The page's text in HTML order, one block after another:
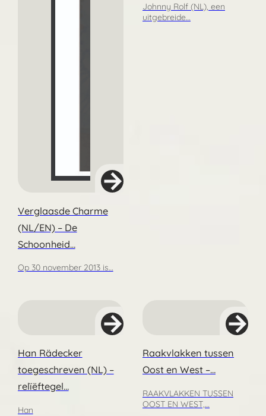
Verglaasde Charme
(NL/EN) – De
Schoonheid…
Op 30 november 2013 is…
Johnny Rolf (NL), een
uitgebreide…
Han Rädecker
toegeschreven (NL) –
relïëftegel…
Han
Raakvlakken tussen
Oost en West –…
RAAKVLAKKEN TUSSEN
OOST EN WEST,…